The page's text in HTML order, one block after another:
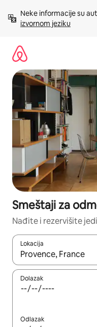
sadržaj
Neke informacije su
izvornom jeziku
Smeštaji za
Nađite i rezervišite
Lokacija
Kad su rezultati
Dolazak
Odlazak